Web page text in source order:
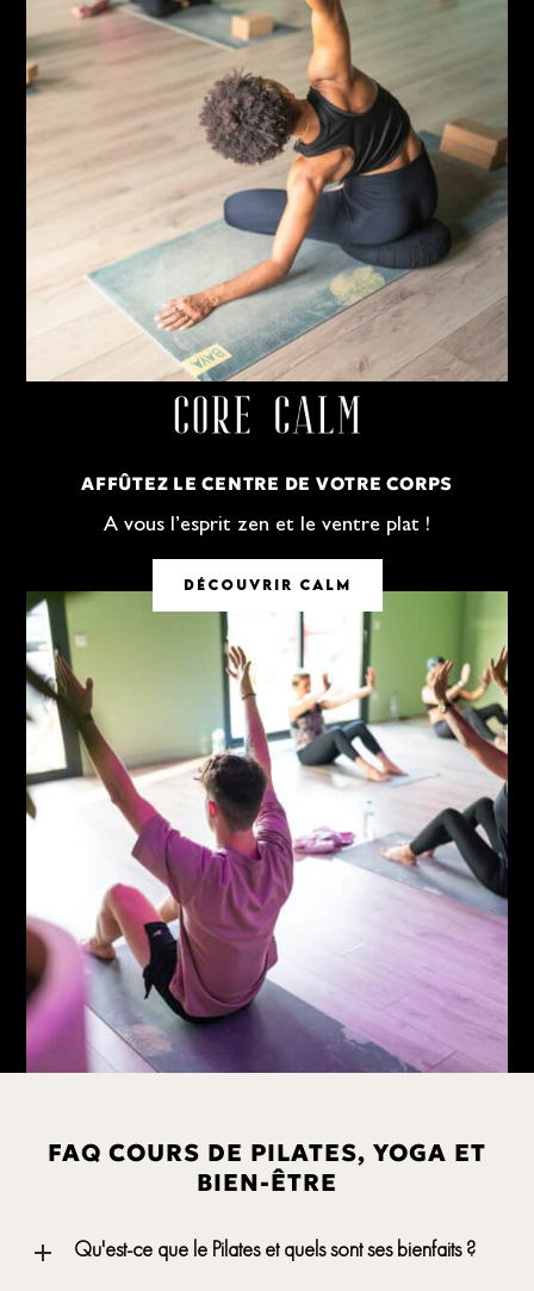
AFFÛTEZ LE CENTRE DE VOTRE CORPS
A vous l’esprit zen et le ventre plat !
DÉCOUVRIR CALM
FAQ COURS DE PILATES, YOGA ET
BIEN-ÊTRE
Qu'est-ce que le Pilates et quels sont ses bienfaits ?